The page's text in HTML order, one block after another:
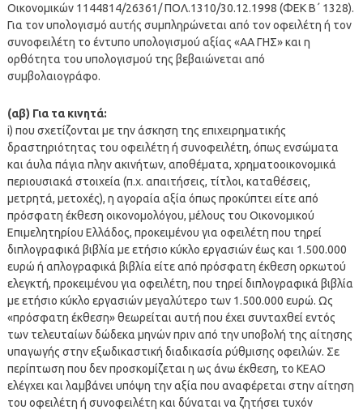
Οικονομικών 1144814/26361/ ΠΟΛ.1310/30.12.1998 (ΦΕΚ Β΄ 1328).
Για τον υπολογισμό αυτής συμπληρώνεται από τον οφειλέτη ή τον
συνοφειλέτη το έντυπο υπολογισμού αξίας «ΑΑ ΓΗΣ» και η
ορθότητα του υπολογισμού της βεβαιώνεται από
συμβολαιογράφο.
(αβ) Για τα κινητά:
i) που σχετίζονται με την άσκηση της επιχειρηματικής
δραστηριότητας του οφειλέτη ή συνοφειλέτη, όπως ενσώματα
και άυλα πάγια πλην ακινήτων, αποθέματα, χρηματοοικονομικά
περιουσιακά στοιχεία (π.χ. απαιτήσεις, τίτλοι, καταθέσεις,
μετρητά, μετοχές), η αγοραία αξία όπως προκύπτει είτε από
πρόσφατη έκθεση οικονομολόγου, μέλους του Οικονομικού
Επιμελητηρίου Ελλάδος, προκειμένου για οφειλέτη που τηρεί
διπλογραφικά βιβλία με ετήσιο κύκλο εργασιών έως και 1.500.000
ευρώ ή απλογραφικά βιβλία είτε από πρόσφατη έκθεση ορκωτού
ελεγκτή, προκειμένου για οφειλέτη, που τηρεί διπλογραφικά βιβλία
με ετήσιο κύκλο εργασιών μεγαλύτερο των 1.500.000 ευρώ. Ως
«πρόσφατη έκθεση» θεωρείται αυτή που έχει συνταχθεί εντός
των τελευταίων δώδεκα μηνών πριν από την υποβολή της αίτησης
υπαγωγής στην εξωδικαστική διαδικασία ρύθμισης οφειλών. Σε
περίπτωση που δεν προσκομίζεται η ως άνω έκθεση, το ΚΕΑΟ
ελέγχει και λαμβάνει υπόψη την αξία που αναφέρεται στην αίτηση
του οφειλέτη ή συνοφειλέτη και δύναται να ζητήσει τυχόν